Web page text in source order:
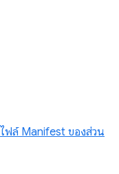
ไฟล์ Manifest ของส่วน